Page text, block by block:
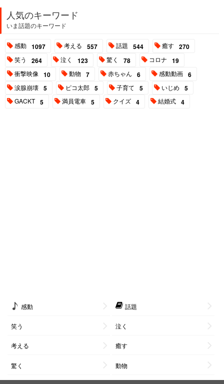
人気のキーワード
いま話題のキーワード
感動 1097 考える 557 話題 544 癒す 270
笑う 264 泣く 123 驚く 78 コロナ 19
衝撃映像 10 動物 7 赤ちゃん 6 感動動画 6
涙腺崩壊 5 ピコ太郎 5 子育て 5 いじめ 5
GACKT 5 満員電車 5 クイズ 4 結婚式 4
感動 話題
笑う 泣く
考える 癒す
驚く 動物